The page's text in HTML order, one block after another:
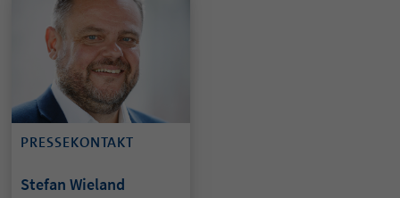
PRESSEKONTAKT
Stefan Wieland